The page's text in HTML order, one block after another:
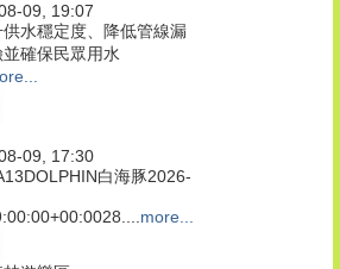
09, 19:07
水穩定度、降低管線漏
確保民眾用水
09, 17:30
白海豚2026-
more...